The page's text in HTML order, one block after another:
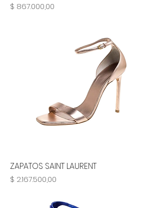
Precio
$ 867.000,00
ZAPATOS SAINT LAURENT
Precio
$ 2.167.500,00